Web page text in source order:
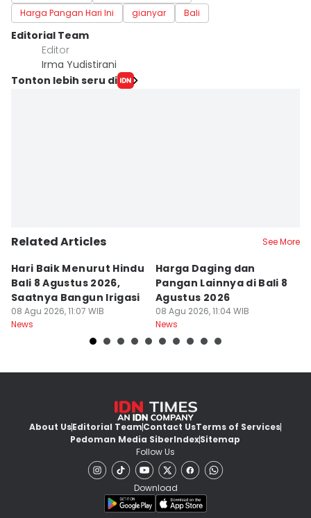
Harga Pangan Hari Ini
gianyar Bali
Editorial Team
Editor
Irma Yudistirani
Tonton lebih seru di
Related Articles See More
Hari Baik Menurut Hindu
Bali 8 Agustus 2026,
Saatnya Bangun Irigasi
08 Agu 2026, 11:07 WIB
News
Harga Daging dan
Pangan Lainnya di Bali 8
Agustus 2026
08 Agu 2026, 11:04 WIB
News
About UsEditorial TeamContact UsTerms of Services
Pedoman Media SiberIndexSitemap
Follow Us
Download